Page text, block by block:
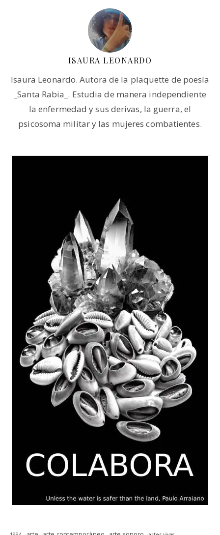
ISAURA LEONARDO
Isaura Leonardo. Autora de la plaquette de poesía
_Santa Rabia_. Estudia de manera independiente
la enfermedad y sus derivas, la guerra, el
psicosoma militar y las mujeres combatientes.